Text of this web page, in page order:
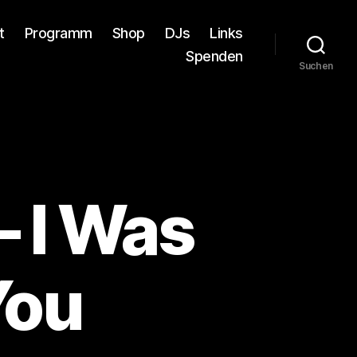
Programm Shop DJs
Links
Spenden
Suchen
I Was